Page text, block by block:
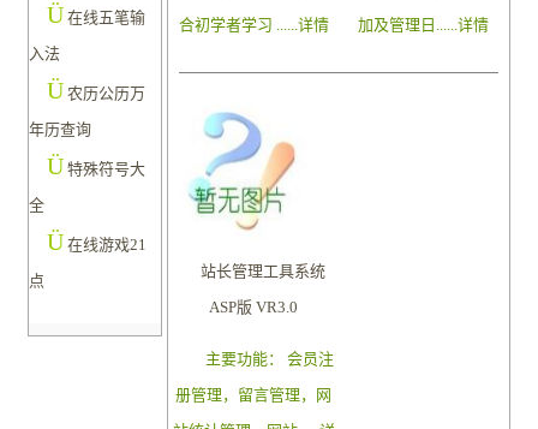
Ü 在线五笔输
入法
Ü 农历公历万
年历查询
Ü 特殊符号大
全
Ü 在线游戏21
点
合初学者学习 ......详情
加及管理日......详情
站长管理工具系统
ASP版 VR3.0
主要功能： 会员注
册管理，留言管理，网